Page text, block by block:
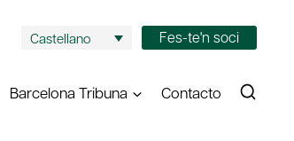
Castellano Fes-te'n soci
Barcelona Tribuna Contacto